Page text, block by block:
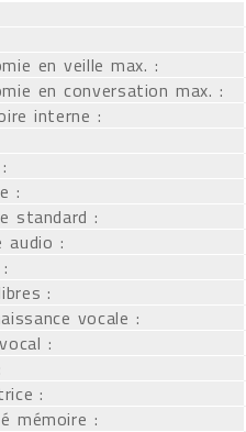
en veille max. :
en conversation max. :
interne :
:
standard :
audio :
:
vocale :
:
:
mémoire :